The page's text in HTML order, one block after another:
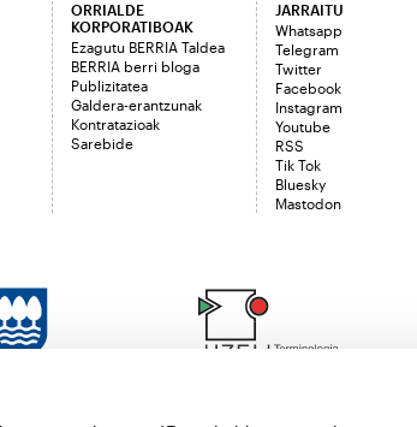
ORRIALDE
KORPORATIBOAK
Ezagutu BERRIA Taldea
BERRIA berri bloga
Publizitatea
Galdera-erantzunak
Kontratazioak
Sarebide
JARRAITU
Whatsapp
Telegram
Twitter
Facebook
Instagram
Youtube
RSS
Tik Tok
Bluesky
Mastodon